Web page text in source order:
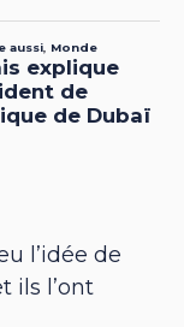
l’idée de
ils l’ont